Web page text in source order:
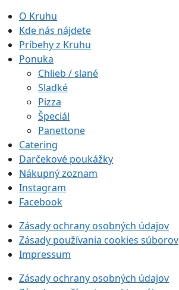
O Kruhu
Kde nás nájdete
Príbehy z Kruhu
Ponuka
Chlieb / slané
Sladké
Pizza
Špeciál
Panettone
Catering
Darčekové poukážky
Nákupný zoznam
Instagram
Facebook
Zásady ochrany osobných údajov
Zásady používania cookies súborov
Impressum
Zásady ochrany osobných údajov